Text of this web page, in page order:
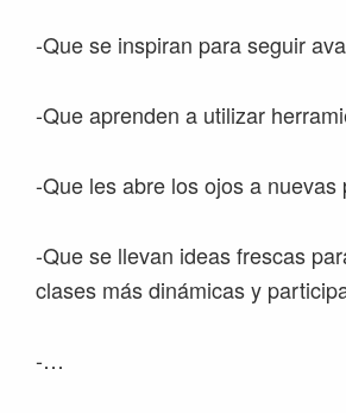
-Que se inspiran para seguir
-Que aprenden a utilizar
-Que les abre los ojos a nuevas
-Que se llevan ideas frescas
clases más dinámicas y
-…